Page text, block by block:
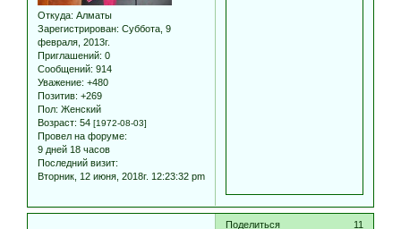
Откуда: Алматы
Зарегистрирован: Суббота, 9
февраля, 2013г.
Приглашений: 0
Сообщений: 914
Уважение: +480
Позитив: +269
Пол: Женский
Возраст: 54 [1972-08-03]
Провел на форуме:
9 дней 18 часов
Последний визит:
Вторник, 12 июня, 2018г. 12:23:32 pm
Поделиться 11